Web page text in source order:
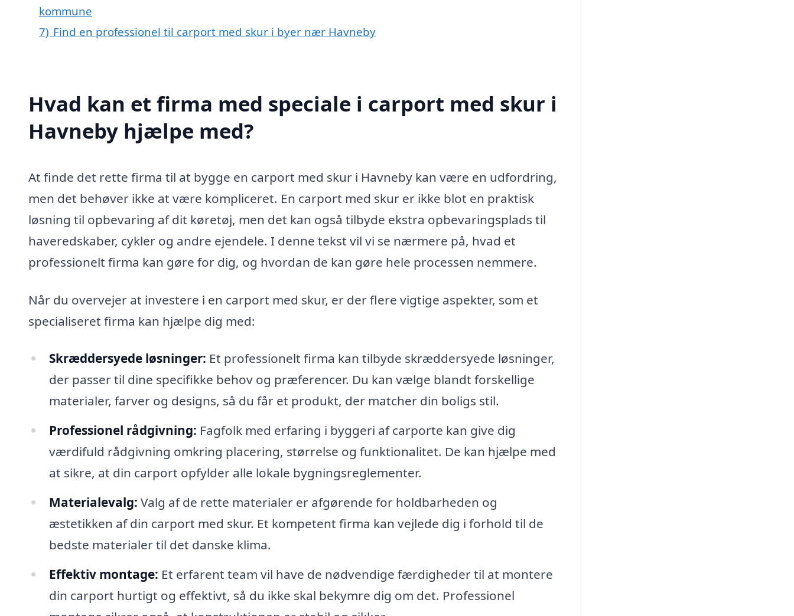
kommune
7) Find en professionel til carport med skur i byer nær Havneby
Hvad kan et firma med speciale i carport med skur i
Havneby hjælpe med?
At finde det rette firma til at bygge en carport med skur i Havneby kan være en udfordring,
men det behøver ikke at være kompliceret. En carport med skur er ikke blot en praktisk
løsning til opbevaring af dit køretøj, men det kan også tilbyde ekstra opbevaringsplads til
haveredskaber, cykler og andre ejendele. I denne tekst vil vi se nærmere på, hvad et
professionelt firma kan gøre for dig, og hvordan de kan gøre hele processen nemmere.
Når du overvejer at investere i en carport med skur, er der flere vigtige aspekter, som et
specialiseret firma kan hjælpe dig med:
Skræddersyede løsninger: Et professionelt firma kan tilbyde skræddersyede løsninger,
der passer til dine specifikke behov og præferencer. Du kan vælge blandt forskellige
materialer, farver og designs, så du får et produkt, der matcher din boligs stil.
Professionel rådgivning: Fagfolk med erfaring i byggeri af carporte kan give dig
værdifuld rådgivning omkring placering, størrelse og funktionalitet. De kan hjælpe med
at sikre, at din carport opfylder alle lokale bygningsreglementer.
Materialevalg: Valg af de rette materialer er afgørende for holdbarheden og
æstetikken af din carport med skur. Et kompetent firma kan vejlede dig i forhold til de
bedste materialer til det danske klima.
Effektiv montage: Et erfarent team vil have de nødvendige færdigheder til at montere
din carport hurtigt og effektivt, så du ikke skal bekymre dig om det. Professionel